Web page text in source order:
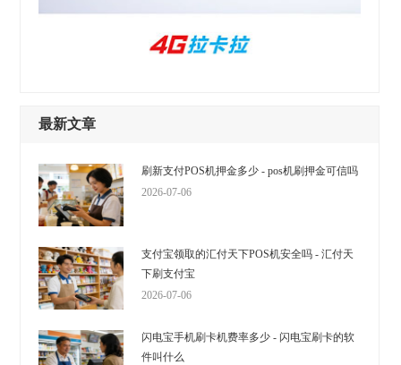
最新文章
刷新支付POS机押金多少 - pos机刷押金可信吗
2026-07-06
支付宝领取的汇付天下POS机安全吗 - 汇付天
下刷支付宝
2026-07-06
闪电宝手机刷卡机费率多少 - 闪电宝刷卡的软
件叫什么